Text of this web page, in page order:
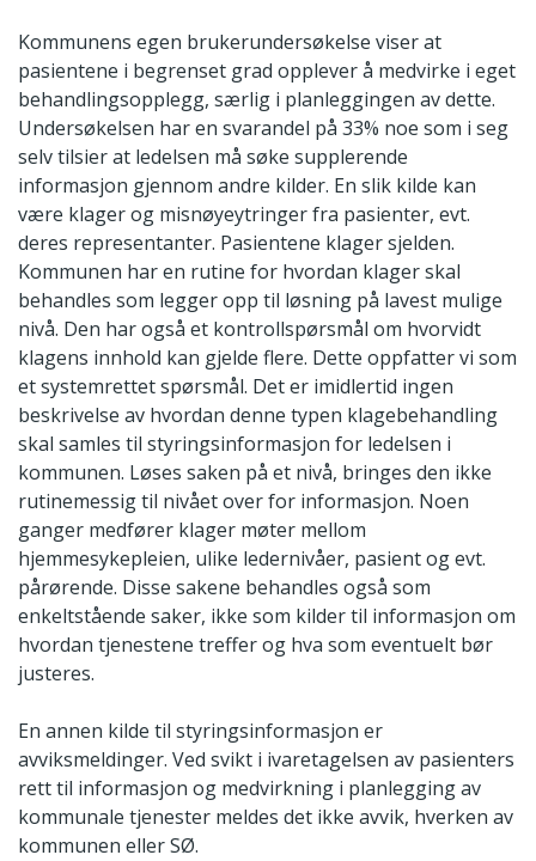
Kommunens egen brukerundersøkelse viser at
pasientene i begrenset grad opplever å medvirke i eget
behandlingsopplegg, særlig i planleggingen av dette.
Undersøkelsen har en svarandel på 33% noe som i seg
selv tilsier at ledelsen må søke supplerende
informasjon gjennom andre kilder. En slik kilde kan
være klager og misnøyeytringer fra pasienter, evt.
deres representanter. Pasientene klager sjelden.
Kommunen har en rutine for hvordan klager skal
behandles som legger opp til løsning på lavest mulige
nivå. Den har også et kontrollspørsmål om hvorvidt
klagens innhold kan gjelde flere. Dette oppfatter vi som
et systemrettet spørsmål. Det er imidlertid ingen
beskrivelse av hvordan denne typen klagebehandling
skal samles til styringsinformasjon for ledelsen i
kommunen. Løses saken på et nivå, bringes den ikke
rutinemessig til nivået over for informasjon. Noen
ganger medfører klager møter mellom
hjemmesykepleien, ulike ledernivåer, pasient og evt.
pårørende. Disse sakene behandles også som
enkeltstående saker, ikke som kilder til informasjon om
hvordan tjenestene treffer og hva som eventuelt bør
justeres.
En annen kilde til styringsinformasjon er
avviksmeldinger. Ved svikt i ivaretagelsen av pasienters
rett til informasjon og medvirkning i planlegging av
kommunale tjenester meldes det ikke avvik, hverken av
kommunen eller SØ.